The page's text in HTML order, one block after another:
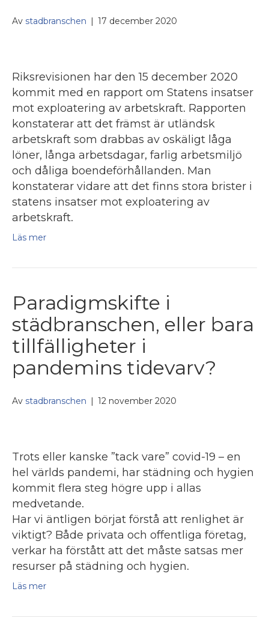
Av stadbranschen | 17 december 2020
​Riksrevisionen har den 15 december 2020
kommit med en rapport om Statens insatser
mot exploatering av arbetskraft. Rapporten
konstaterar att det främst är utländsk
arbetskraft som drabbas av oskäligt låga
löner, långa arbetsdagar, farlig arbetsmiljö
och dåliga boendeförhållanden. Man
konstaterar vidare att det finns stora brister i
statens insatser mot exploatering av
arbetskraft.
Läs mer
Paradigmskifte i
städbranschen, eller bara
tillfälligheter i
pandemins tidevarv?
Av stadbranschen | 12 november 2020
Trots eller kanske ”tack vare” covid-19 – en
hel världs pandemi, har städning och hygien
kommit flera steg högre upp i allas
medvetande.
Har vi äntligen börjat förstå att renlighet är
viktigt? Både privata och offentliga företag,
verkar ha förstått att det måste satsas mer
resurser på städning och hygien.
Läs mer